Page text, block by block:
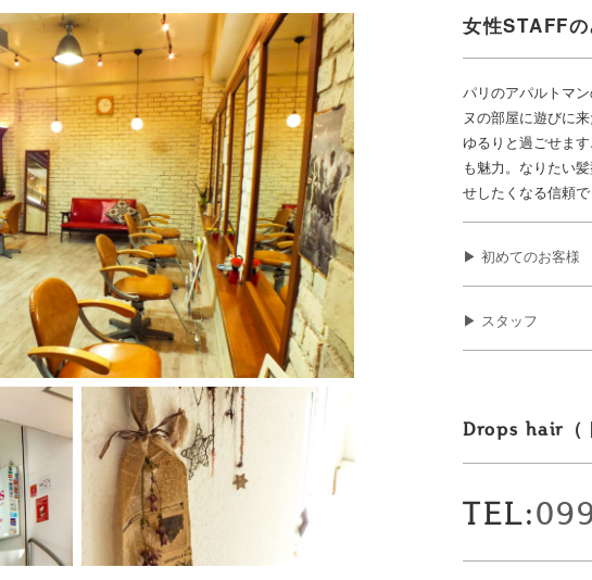
女性STAFF
パリのアパルトマ
ヌの部屋に遊びに
ゆるりと過ごせま
も魅力。なりたい
せしたくなる信頼
▶ 初めてのお客様
▶ スタッフ
Drops hair（
TEL: